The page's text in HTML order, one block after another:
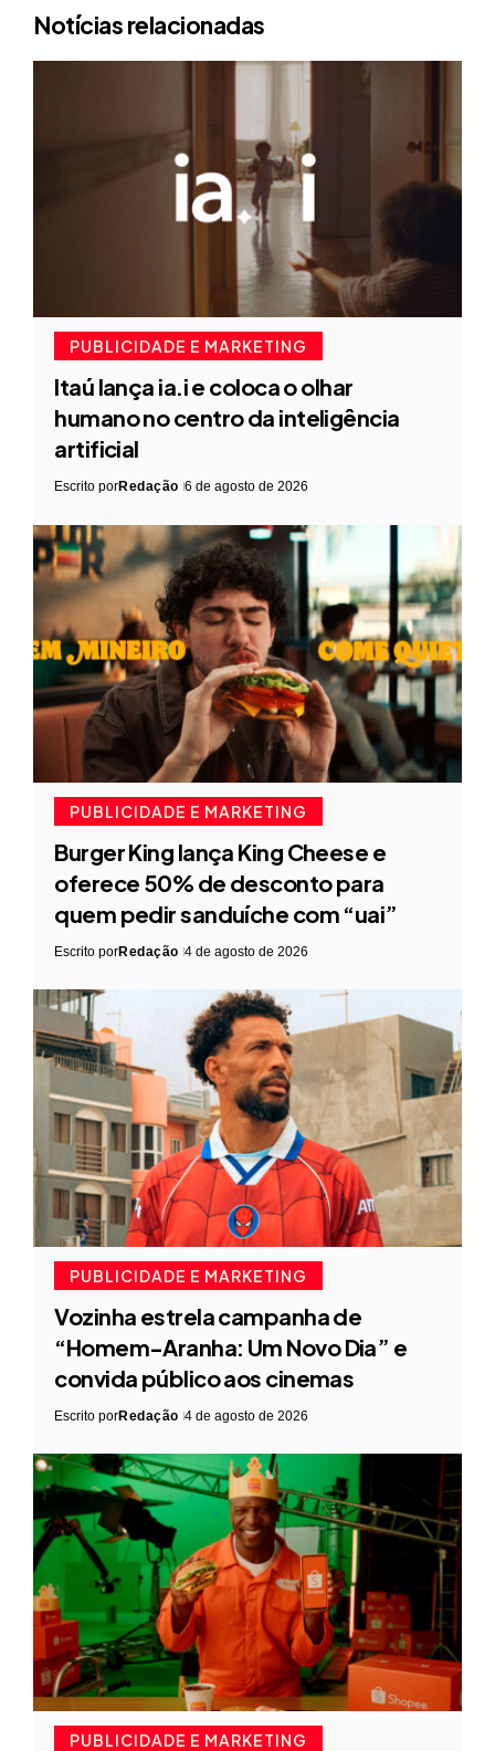
Notícias relacionadas
PUBLICIDADE E MARKETING
Itaú lança ia.i e coloca o olhar
humano no centro da inteligência
artificial
Escrito porRedação 6 de agosto de 2026
PUBLICIDADE E MARKETING
Burger King lança King Cheese e
oferece 50% de desconto para
quem pedir sanduíche com “uai”
Escrito porRedação 4 de agosto de 2026
PUBLICIDADE E MARKETING
Vozinha estrela campanha de
“Homem-Aranha: Um Novo Dia” e
convida público aos cinemas
Escrito porRedação 4 de agosto de 2026
PUBLICIDADE E MARKETING